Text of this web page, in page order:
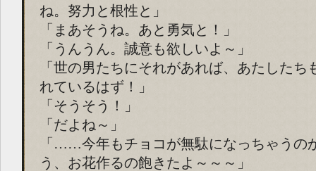
ね。努力と根性と」
「まあそうね。あと勇気と！」
「うんうん。誠意も欲しいよ～」
「世の男たちにそれがあれば、あたしたち
れているはず！」
「そうそう！」
「だよね～」
「……今年もチョコが無駄になっちゃうの
う、お花作るの飽きたよ～～～」